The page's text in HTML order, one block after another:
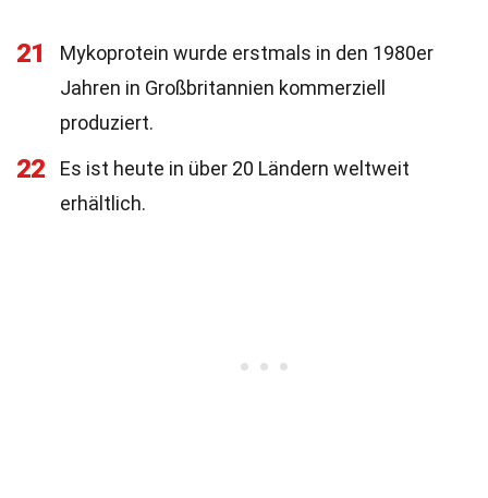
21
Mykoprotein wurde erstmals in den 1980er
Jahren in Großbritannien kommerziell
produziert.
22
Es ist heute in über 20 Ländern weltweit
erhältlich.